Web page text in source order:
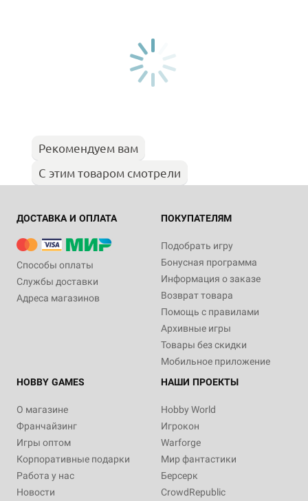
Рекомендуем вам
С этим товаром смотрели
ДОСТАВКА И ОПЛАТА
Способы оплаты
Службы доставки
Адреса магазинов
ПОКУПАТЕЛЯМ
Подобрать игру
Бонусная программа
Информация о заказе
Возврат товара
Помощь с правилами
Архивные игры
Товары без скидки
Мобильное приложение
HOBBY GAMES
О магазине
Франчайзинг
Игры оптом
Корпоративные подарки
Работа у нас
Новости
НАШИ ПРОЕКТЫ
Hobby World
Игрокон
Warforge
Мир фантастики
Берсерк
CrowdRepublic